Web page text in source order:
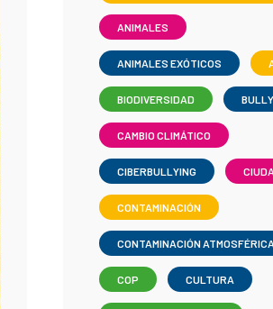
ANIMALES
ANIMALES EXÓTICOS
BIODIVERSIDAD
CAMBIO CLIMÁTICO
CIBERBULLYING
CONTAMINACIÓN
CONTAMINACIÓN ATMOSFÉRICA
COP CULTURA